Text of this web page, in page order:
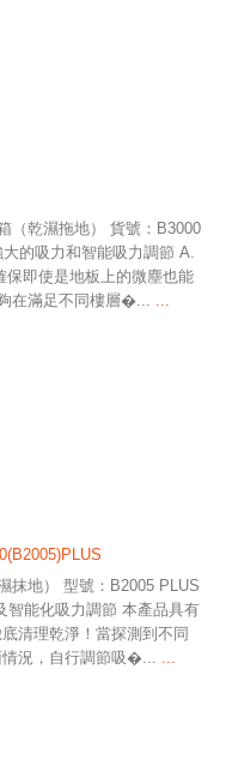
（乾濕拖地） 貨號：B3000
的吸力和智能吸力調節 A.
保即使是地板上的微塵也能
在滿足不同樓層�...
抹地） 型號：B2005 PLUS
能化吸力調節 本產品具有
清理乾淨！當探測到不同
況，自行調節吸�...